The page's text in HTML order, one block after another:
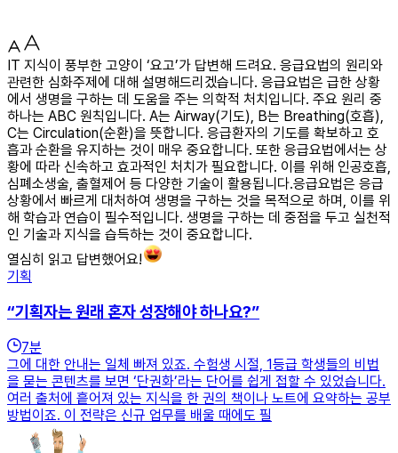
IT 지식이 풍부한 고양이 ‘요고’가 답변해 드려요. 응급요법의 원리와
관련한 심화주제에 대해 설명해드리겠습니다. 응급요법은 급한 상황
에서 생명을 구하는 데 도움을 주는 의학적 처치입니다. 주요 원리 중
하나는 ABC 원칙입니다. A는 Airway(기도), B는 Breathing(호흡),
C는 Circulation(순환)을 뜻합니다. 응급환자의 기도를 확보하고 호
흡과 순환을 유지하는 것이 매우 중요합니다. 또한 응급요법에서는 상
황에 따라 신속하고 효과적인 처치가 필요합니다. 이를 위해 인공호흡,
심폐소생술, 출혈제어 등 다양한 기술이 활용됩니다.응급요법은 응급
상황에서 빠르게 대처하여 생명을 구하는 것을 목적으로 하며, 이를 위
해 학습과 연습이 필수적입니다. 생명을 구하는 데 중점을 두고 실천적
인 기술과 지식을 습득하는 것이 중요합니다.
열심히 읽고 답변했어요!
기획
“기획자는 원래 혼자 성장해야 하나요?”
7분
그에 대한 안내는 일체 빠져 있죠. 수험생 시절, 1등급 학생들의 비법
을 묻는 콘텐츠를 보면 ‘단권화’라는 단어를 쉽게 접할 수 있었습니다.
여러 출처에 흩어져 있는 지식을 한 권의 책이나 노트에 요약하는 공부
방법이죠. 이 전략은 신규 업무를 배울 때에도 필